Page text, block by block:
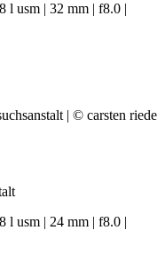
l usm | 32 mm | f8.0 |
l usm | 24 mm | f8.0 |